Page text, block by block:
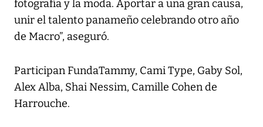
fotografía y la moda. Aportar a una gran causa,
unir el talento panameño celebrando otro año
de Macro”, aseguró.
Participan FundaTammy, Cami Type, Gaby Sol,
Alex Alba, Shai Nessim, Camille Cohen de
Harrouche.